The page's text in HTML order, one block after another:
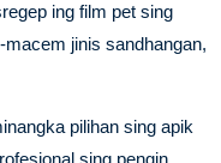
ing film pet sing
jinis sandhangan,
pilihan sing apik
sing pengin